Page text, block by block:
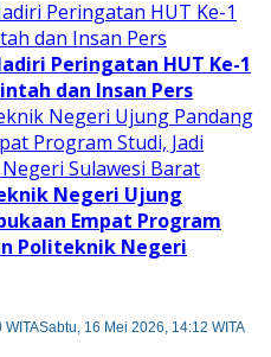
Peringatan HUT Ke-1
dan Insan Pers
Negeri Ujung
Empat Program
Politeknik Negeri
WITASabtu, 16 Mei 2026, 14:12 WITA